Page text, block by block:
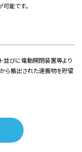
能です。
並びに電動開閉装置等より
ら搬出された運搬物を貯留